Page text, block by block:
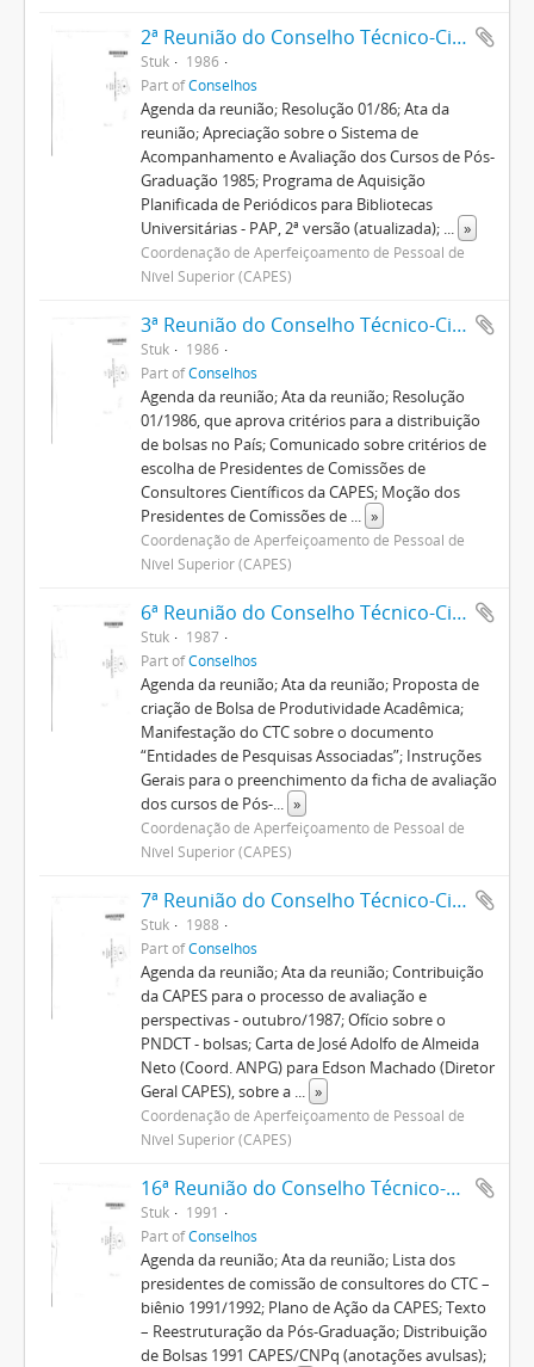
2ª Reunião do Conselho Técnico-Científico
Stuk
1986
Part ofConselhos
Agenda da reunião; Resolução 01/86; Ata da
reunião; Apreciação sobre o Sistema de
Acompanhamento e Avaliação dos Cursos de Pós-
Graduação 1985; Programa de Aquisição
Planificada de Periódicos para Bibliotecas
Universitárias - PAP, 2ª versão (atualizada); ... »
Coordenação de Aperfeiçoamento de Pessoal de
Nível Superior (CAPES)
3ª Reunião do Conselho Técnico-Científico
Stuk
1986
Part ofConselhos
Agenda da reunião; Ata da reunião; Resolução
01/1986, que aprova critérios para a distribuição
de bolsas no País; Comunicado sobre critérios de
escolha de Presidentes de Comissões de
Consultores Científicos da CAPES; Moção dos
Presidentes de Comissões de ... »
Coordenação de Aperfeiçoamento de Pessoal de
Nível Superior (CAPES)
6ª Reunião do Conselho Técnico-Científico
Stuk
1987
Part ofConselhos
Agenda da reunião; Ata da reunião; Proposta de
criação de Bolsa de Produtividade Acadêmica;
Manifestação do CTC sobre o documento
“Entidades de Pesquisas Associadas”; Instruções
Gerais para o preenchimento da ficha de avaliação
dos cursos de Pós-... »
Coordenação de Aperfeiçoamento de Pessoal de
Nível Superior (CAPES)
7ª Reunião do Conselho Técnico-Científico
Stuk
1988
Part ofConselhos
Agenda da reunião; Ata da reunião; Contribuição
da CAPES para o processo de avaliação e
perspectivas - outubro/1987; Ofício sobre o
PNDCT - bolsas; Carta de José Adolfo de Almeida
Neto (Coord. ANPG) para Edson Machado (Diretor
Geral CAPES), sobre a ... »
Coordenação de Aperfeiçoamento de Pessoal de
Nível Superior (CAPES)
16ª Reunião do Conselho Técnico-Científico
Stuk
1991
Part ofConselhos
Agenda da reunião; Ata da reunião; Lista dos
presidentes de comissão de consultores do CTC –
biênio 1991/1992; Plano de Ação da CAPES; Texto
– Reestruturação da Pós-Graduação; Distribuição
de Bolsas 1991 CAPES/CNPq (anotações avulsas);